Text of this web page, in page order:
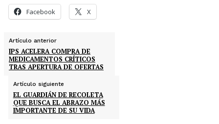
Facebook X
Artículo anterior
IPS ACELERA COMPRA DE
MEDICAMENTOS CRÍTICOS
TRAS APERTURA DE OFERTAS
Artículo siguiente
EL GUARDIÁN DE RECOLETA
QUE BUSCA EL ABRAZO MÁS
IMPORTANTE DE SU VIDA